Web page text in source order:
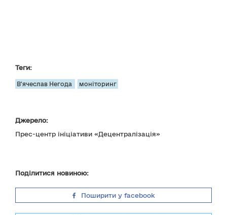
Теги:
В'ячеслав Негода моніторинг
Джерело:
Прес-центр ініціативи «Децентралізація»
Поділитися новиною:
Поширити у facebook